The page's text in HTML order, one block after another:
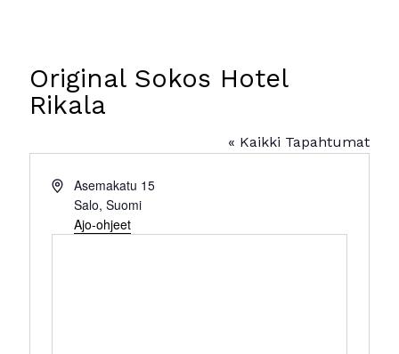
Original Sokos Hotel
Rikala
« Kaikki Tapahtumat
OsoiteAsemakatu 15
Salo, Suomi
Ajo-ohjeet